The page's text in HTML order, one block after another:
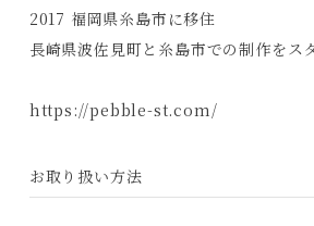
プライバシーポリシー
特定商取引法に基づく表
2017 福岡県糸島市に移住
長崎県波佐見町と糸島市での制作をス
https://pebble-st.com/
お取り扱い方法